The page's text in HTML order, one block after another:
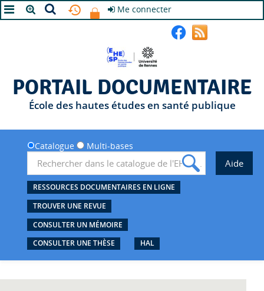
Me connecter
PORTAIL DOCUMENTAIRE
École des hautes études en santé publique
Catalogue Multi-bases
RESSOURCES DOCUMENTAIRES EN LIGNE
TROUVER UNE REVUE
CONSULTER UN MÉMOIRE
CONSULTER UNE THÈSE
HAL